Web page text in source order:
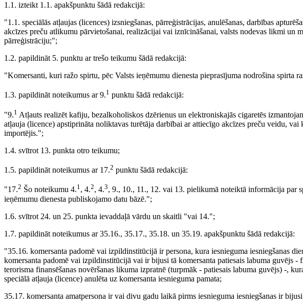
1.1. izteikt 1.1. apakšpunktu šādā redakcijā:
"1.1. speciālās atļaujas (licences) izsniegšanas, pārreģistrācijas, anulēšanas, darbības
akcīzes preču atlikumu pārvietošanai, realizācijai vai iznīcināšanai, valsts nodevas likmi un
pārreģistrāciju;";
1.2. papildināt 5. punktu ar trešo teikumu šādā redakcijā:
"Komersanti, kuri ražo spirtu, pēc Valsts ieņēmumu dienesta pieprasījuma nodrošina spirta
1.3. papildināt noteikumus ar 9.1 punktu šādā redakcijā:
"9.1 Atļauts realizēt kafiju, bezalkoholiskos dzērienus un elektroniskajās cigaretēs
atļauja (licence) apstiprināta noliktavas turētāja darbībai ar attiecīgo akcīzes preču veidu,
importējis.";
1.4. svītrot 13. punkta otro teikumu;
1.5. papildināt noteikumus ar 17.2 punktu šādā redakcijā:
"17.2 Šo noteikumu 4.1, 4.2, 4.3, 9., 10., 11., 12. vai 13. pielikumā noteiktā informācija par
ieņēmumu dienesta publiskojamo datu bāzē.";
1.6. svītrot 24. un 25. punkta ievaddaļā vārdu un skaitli "vai 14.";
1.7. papildināt noteikumus ar 35.16., 35.17., 35.18. un 35.19. apakšpunktu šādā redakcijā:
"35.16. komersanta padomē vai izpildinstitūcijā ir persona, kura iesnieguma iesniegšanas
komersanta padomē vai izpildinstitūcijā vai ir bijusi tā komersanta patiesais labuma guvējs
terorisma finansēšanas novēršanas likuma izpratnē (turpmāk - patiesais labuma guvējs) -,
speciālā atļauja (licence) anulēta uz komersanta iesnieguma pamata;
35.17. komersanta amatpersona ir vai divu gadu laikā pirms iesnieguma iesniegšanas ir